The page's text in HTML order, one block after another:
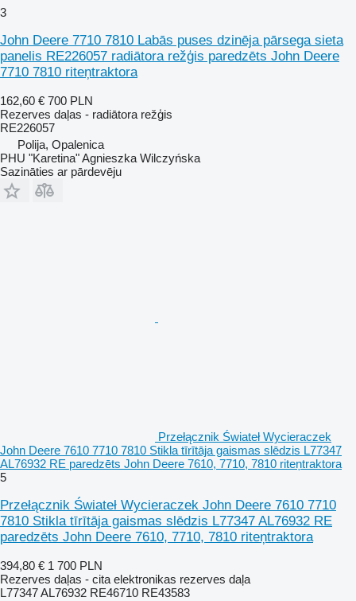
3
John Deere 7710 7810 Labās puses dzinēja pārsega sieta
panelis RE226057 radiātora režģis paredzēts John Deere
7710 7810 riteņtraktora
162,60 € 700 PLN
Rezerves daļas - radiātora režģis
RE226057
Polija, Opalenica
PHU "Karetina" Agnieszka Wilczyńska
Sazināties ar pārdevēju
Przełącznik Świateł Wycieraczek
John Deere 7610 7710 7810 Stikla tīrītāja gaismas slēdzis L77347
AL76932 RE paredzēts John Deere 7610, 7710, 7810 riteņtraktora
5
Przełącznik Świateł Wycieraczek John Deere 7610 7710
7810 Stikla tīrītāja gaismas slēdzis L77347 AL76932 RE
paredzēts John Deere 7610, 7710, 7810 riteņtraktora
394,80 € 1 700 PLN
Rezerves daļas - cita elektronikas rezerves daļa
L77347 AL76932 RE46710 RE43583